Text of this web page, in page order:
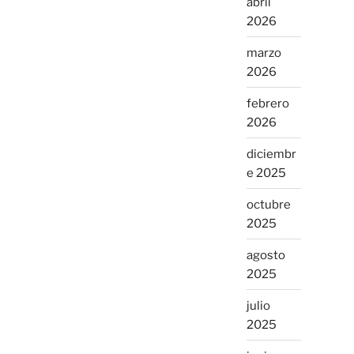
2026
marzo
2026
febrero
2026
diciembr
e 2025
octubre
2025
agosto
2025
julio
2025